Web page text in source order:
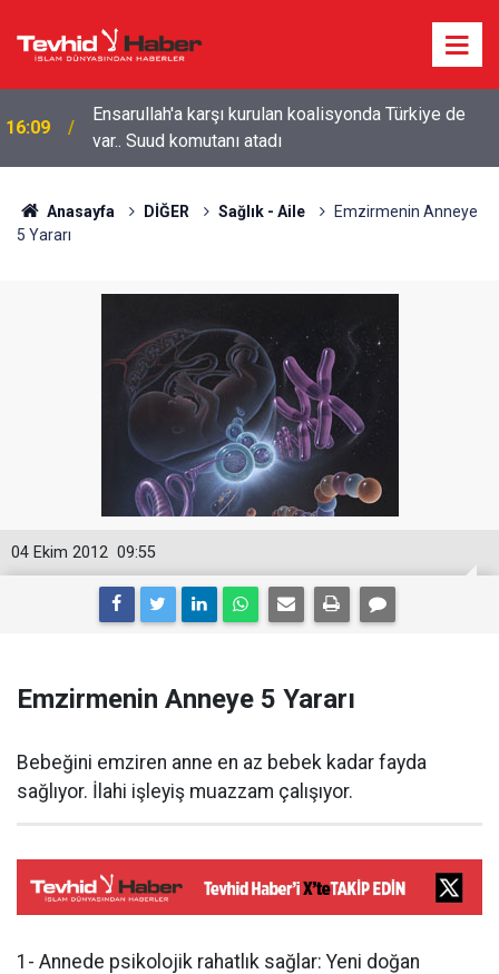
16:09
Ensarullah'a karşı kurulan koalisyonda Türkiye de
var.. Suud komutanı atadı
15:28
Anasayfa DİĞER Sağlık - Aile
Emzirmenin Anneye
5 Yararı
09:55
04 Ekim 2012
Emzirmenin Anneye 5 Yararı
Bebeğini emziren anne en az bebek kadar fayda
sağlıyor. İlahi işleyiş muazzam çalışıyor.
1- Annede psikolojik rahatlık sağlar: Yeni doğan